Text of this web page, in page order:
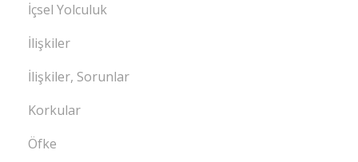
İçsel Yolculuk
İlişkiler
İlişkiler, Sorunlar
Korkular
Öfke